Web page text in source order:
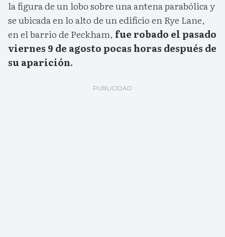
la figura de un lobo sobre una antena parabólica y
se ubicada en lo alto de un edificio en Rye Lane,
en el barrio de Peckham, fue robado el pasado
viernes 9 de agosto pocas horas después de
su aparición.